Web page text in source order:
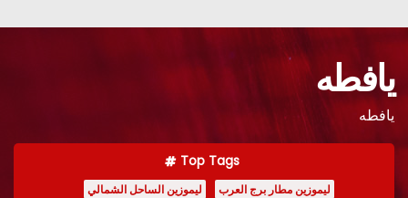
Skip
content
يافطه
يافطه
Top Tags
ليموزين مطار برج العرب
ليموزين الساحل الشمالي